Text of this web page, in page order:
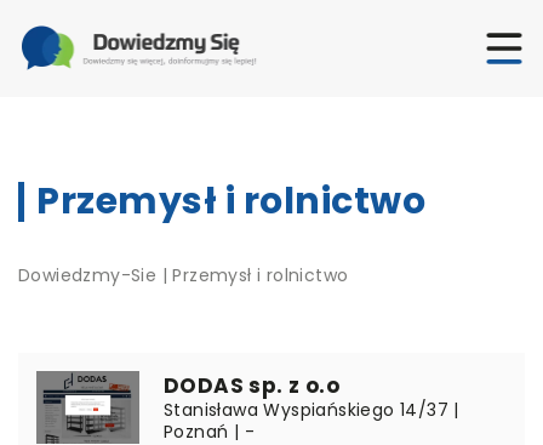
Przemysł i rolnictwo
Dowiedzmy-Sie |Przemysł i rolnictwo
DODAS sp. z o.o
Stanisława Wyspiańskiego 14/37 |
Poznań | -